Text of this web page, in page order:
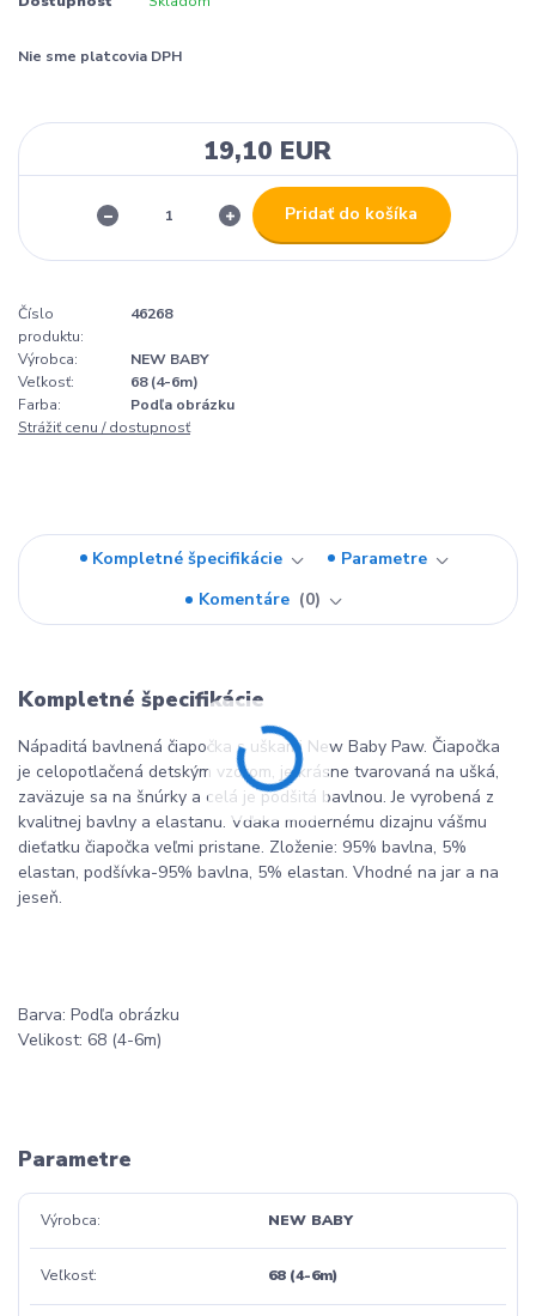
Nie sme platcovia DPH
19,10 EUR
Pridať do košíka
Číslo
produktu:
46268
Výrobca:
NEW BABY
Veľkosť:
68 (4-6m)
Farba:
Podľa obrázku
Strážiť cenu / dostupnosť
Kompletné špecifikácie
Parametre
Komentáre
0
Kompletné špecifikácie
Nápaditá bavlnená čiapočka s uškami New Baby Paw. Čiapočka
je celopotlačená detským vzorom, je krásne tvarovaná na ušká,
zaväzuje sa na šnúrky a celá je podšitá bavlnou. Je vyrobená z
kvalitnej bavlny a elastanu. Vďaka modernému dizajnu vášmu
dieťatku čiapočka veľmi pristane. Zloženie: 95% bavlna, 5%
elastan, podšívka-95% bavlna, 5% elastan. Vhodné na jar a na
jeseň.
Barva: Podľa obrázku
Velikost: 68 (4-6m)
Parametre
Výrobca NEW BABY
Veľkosť 68 (4-6m)